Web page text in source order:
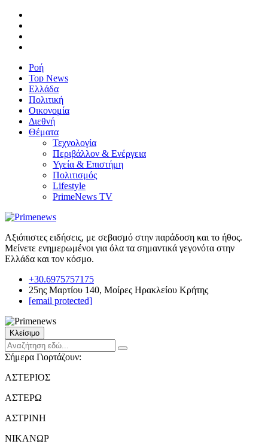
Ροή
Top News
Ελλάδα
Πολιτική
Οικονομία
Διεθνή
Θέματα
Τεχνολογία
Περιβάλλον & Ενέργεια
Υγεία & Επιστήμη
Πολιτισμός
Lifestyle
PrimeNews TV
Αξιόπιστες ειδήσεις, με σεβασμό στην παράδοση και το ήθος.
Μείνετε ενημερωμένοι για όλα τα σημαντικά γεγονότα στην
Ελλάδα και τον κόσμο.
+30.6975757175
25ης Μαρτίου 140, Μοίρες Ηρακλείου Κρήτης
[email protected]
Κλείσιμο
Σήμερα Γιορτάζουν:
ΑΣΤΕΡΙΟΣ
ΑΣΤΕΡΩ
ΑΣΤΡΙΝΗ
ΝΙΚΑΝΩΡ